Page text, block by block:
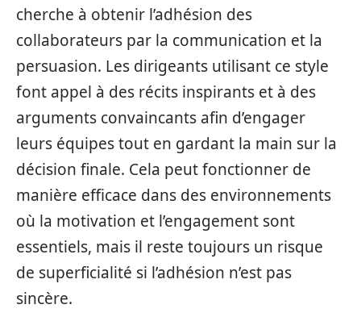
cherche à obtenir l’adhésion des
collaborateurs par la communication et la
persuasion. Les dirigeants utilisant ce style
font appel à des récits inspirants et à des
arguments convaincants afin d’engager
leurs équipes tout en gardant la main sur la
décision finale. Cela peut fonctionner de
manière efficace dans des environnements
où la motivation et l’engagement sont
essentiels, mais il reste toujours un risque
de superficialité si l’adhésion n’est pas
sincère.